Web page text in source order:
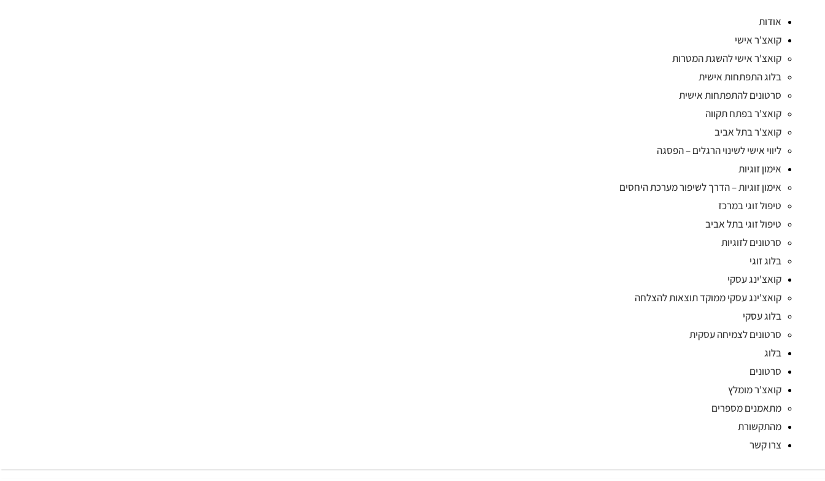
אודות
קואצ'ר אישי
קואצ'ר אישי להשגת המטרות
בלוג התפתחות אישית
סרטונים להתפתחות אישית
קואצ'ר בפתח תקווה
קואצ'ר בתל אביב
ליווי אישי לשינוי הרגלים – הפסגה
אימון זוגיות
אימון זוגיות – הדרך לשיפור מערכת היחסים
טיפול זוגי במרכז
טיפול זוגי בתל אביב
סרטונים לזוגיות
בלוג זוגי
קואצ'ינג עסקי
קואצ'ינג עסקי ממוקד תוצאות להצלחה
בלוג עסקי
סרטונים לצמיחה עסקית
בלוג
סרטונים
קואצ'ר מומלץ
מתאמנים מספרים
מהתקשורת
צרו קשר